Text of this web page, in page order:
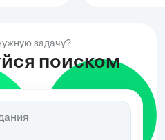
задачу?
поиском